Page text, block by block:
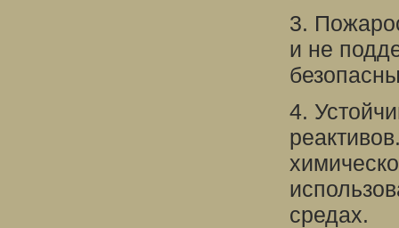
3.
и не
4.
средах.